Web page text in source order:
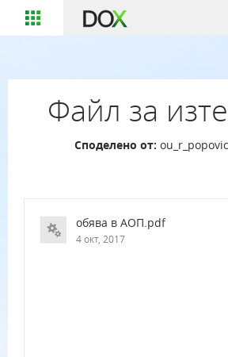
Файл за
Споделено от:
обява в АОП.pdf
4 окт, 2017